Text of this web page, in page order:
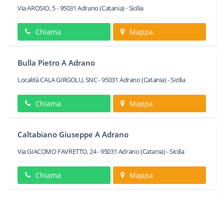
Via AROSIO, 5-95031 Adrano(Catania) -Sicilia
Chiama Mappa
Bulla Pietro A Adrano
Località CALA GIRGOLU, SNC-95031 Adrano(Catania) -Sicilia
Chiama Mappa
Caltabiano Giuseppe A Adrano
Via GIACOMO FAVRETTO, 24-95031 Adrano(Catania) -Sicilia
Chiama Mappa